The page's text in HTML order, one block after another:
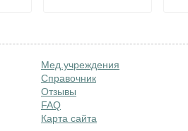
Мед.учреждения
Справочник
Отзывы
FAQ
Карта сайта